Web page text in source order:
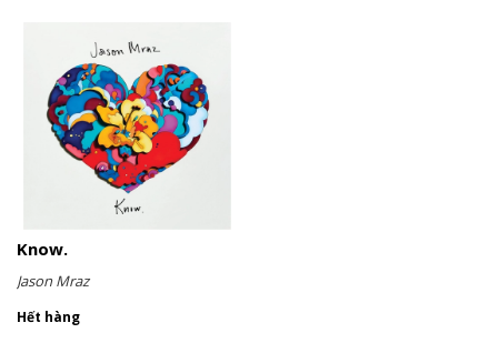
Know.
Jason Mraz
Hết hàng